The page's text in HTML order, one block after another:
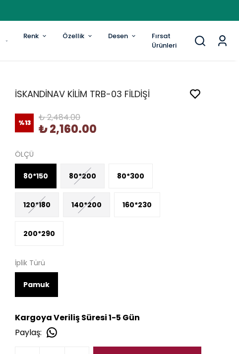
Renk Özellik Desen
Fırsat
Ürünleri
İSKANDİNAV KİLİM TRB-03 FİLDİŞİ
%13 ₺ 2,484.00
₺ 2,160.00
ÖLÇÜ
80*150 80*200 80*300
120*180 140*200 160*230
200*290
İplik Türü
Pamuk
Kargoya Veriliş Süresi 1-5 Gün
Paylaş: